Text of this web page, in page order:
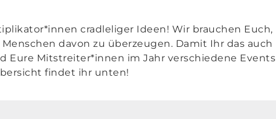
cradleliger Ideen! Wir brauchen Euch,
davon zu überzeugen. Damit Ihr das auch
Mitstreiter*innen im Jahr verschiedene Events
findet ihr unten!